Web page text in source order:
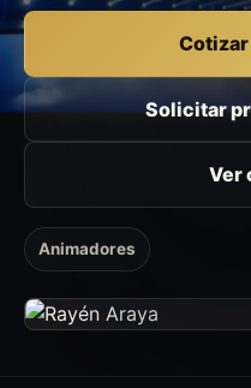
Solicitar
Ver
Animadores